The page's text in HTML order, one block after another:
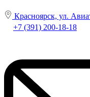
Красноярск, ул.
+7 (391) 200-18-18